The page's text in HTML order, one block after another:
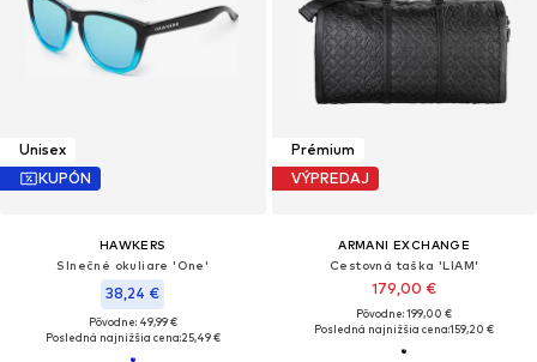
Unisex
KUPÓN
HAWKERS
Slnečné okuliare 'One'
38,24 €
Pôvodne: 49,99 €
Posledná najnižšia cena:25,49 €
Prémium
VÝPREDAJ
ARMANI EXCHANGE
Cestovná taška 'LIAM'
179,00 €
Pôvodne: 199,00 €
Posledná najnižšia cena:159,20 €